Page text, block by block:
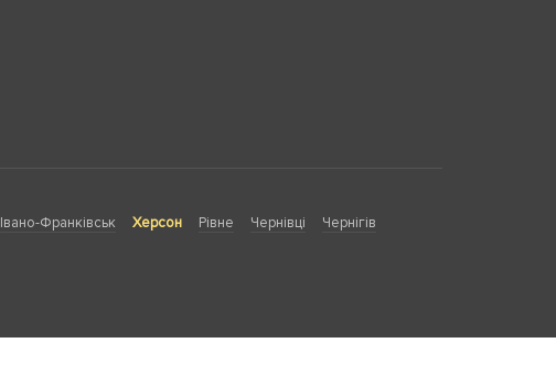
Івано-Франківськ Херсон Рівне Чернівці
Чернігів